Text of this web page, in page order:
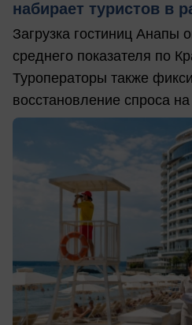
набирает туристов в
Загрузка гостиниц Анапы
среднего показателя по
Туроператоры также
восстановление спроса